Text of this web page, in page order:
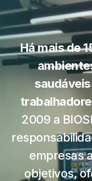
Há mais de
2009 a
empresas
objetivos,